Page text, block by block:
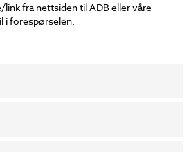
fra nettsiden til ADB eller våre
i forespørselen.